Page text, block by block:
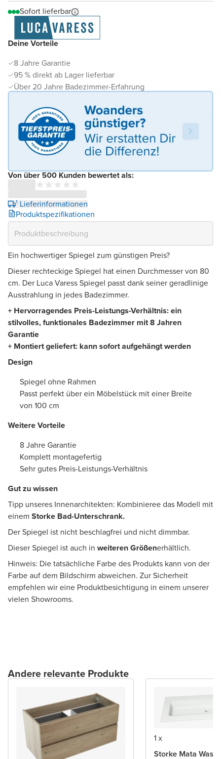
Deine Vorteile
8 Jahre Garantie
95 % direkt ab Lager lieferbar
Über 20 Jahre Badezimmer-Erfahrung
Von über 500 Kunden bewertet als:
¹ Lieferinformationen
Produktspezifikationen
Sofort lieferbar
Ein hochwertiger Spiegel zum günstigen Preis?
Dieser rechteckige Spiegel hat einen Durchmesser von 80
cm. Der Luca Varess Spiegel passt dank seiner geradlinige
Ausstrahlung in jedes Badezimmer.
+ Hervorragendes Preis-Leistungs-Verhältnis: ein
stilvolles, funktionales Badezimmer mit 8 Jahren
Garantie
+ Montiert geliefert: kann sofort aufgehängt werden
Design
Spiegel ohne Rahmen
Passt perfekt über ein Möbelstück mit einer Breite
von 100 cm
Weitere Vorteile
8 Jahre Garantie
Komplett montagefertig
Sehr gutes Preis-Leistungs-Verhältnis
Gut zu wissen
Tipp unseres Innenarchitekten: Kombinieree das Modell mit
einem Storke Bad-Unterschrank.
Der Spiegel ist nicht beschlagfrei und nicht dimmbar.
Dieser Spiegel ist auch in weiteren Größenerhältlich.
Hinweis: Die tatsächliche Farbe des Produkts kann von der
Farbe auf dem Bildschirm abweichen. Zur Sicherheit
empfehlen wir eine Produktbesichtigung in einem unserer
vielen Showrooms.
Andere relevante Produkte
1 x
Storke Mata